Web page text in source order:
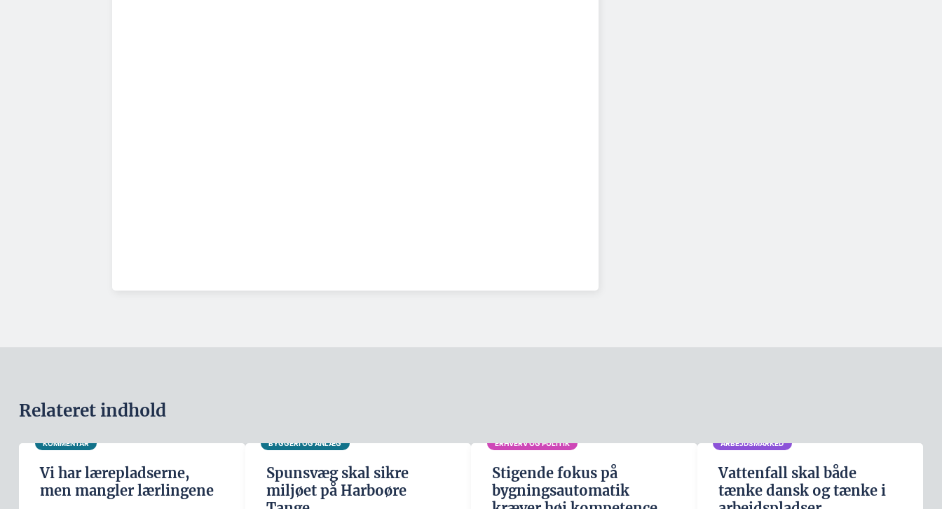
Relateret indhold
KOMMENTAR
Vi har lærepladserne,
men mangler lærlingene
BYGGERI OG ANLÆG
Spunsvæg skal sikre
miljøet på Harboøre
ERHVERV OG POLITIK
Stigende fokus på
bygningsautomatik
ARBEJDSMARKED
Vattenfall skal både
tænke dansk og tænke i